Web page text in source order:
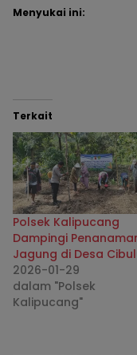
Menyukai ini:
Terkait
Polsek Kalipucang
Dampingi
Jagung di Desa
2026-01-29
dalam "Polsek
Kalipucang"